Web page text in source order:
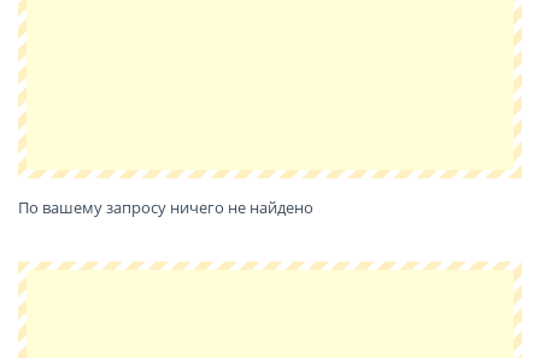
По вашему запросу ничего не найдено